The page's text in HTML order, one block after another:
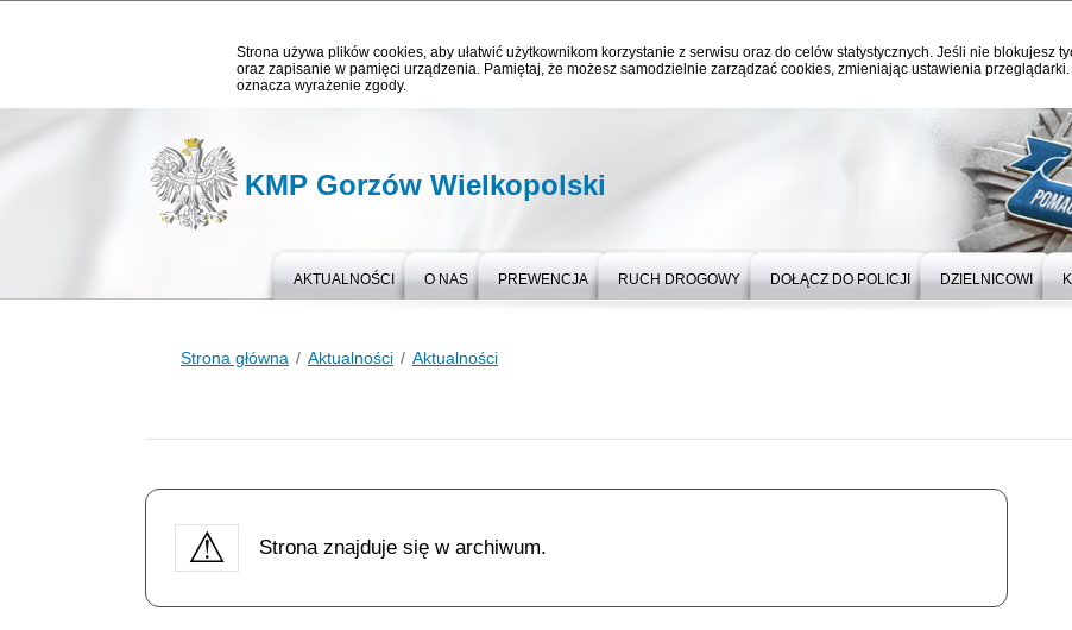
Strona używa plików cookies, aby ułatwić użytkownikom korzystanie z serwisu oraz do celów statystycznych. Jeśli nie blokujesz
oraz zapisanie w pamięci urządzenia. Pamiętaj, że możesz samodzielnie zarządzać cookies, zmieniając ustawienia
oznacza wyrażenie zgody.
KMP Gorzów Wielkopolski
AKTUALNOŚCI O NAS PREWENCJA RUCH DROGOWY DOŁĄCZ DO POLICJI DZIELNICOWI
Strona główna Aktualności Aktualności
Strona znajduje się w archiwum.